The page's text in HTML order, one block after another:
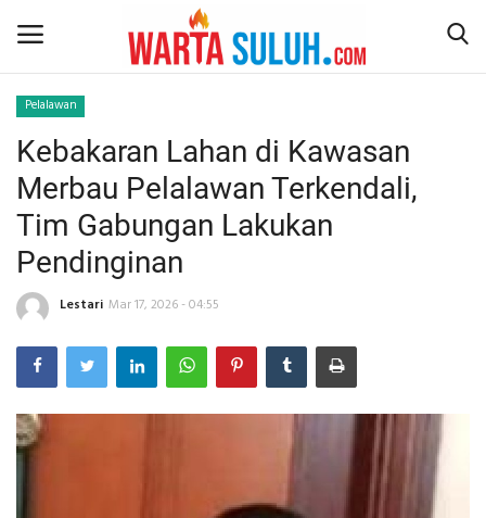
Home
NEWS
JAZIRAH RIAU
POLITIK
EKSBIS
PSPS PEKANBARU
Pelalawan
Kebakaran Lahan di Kawasan
Merbau Pelalawan Terkendali,
Tim Gabungan Lakukan
Pendinginan
Lestari Mar 17, 2026 - 04:55